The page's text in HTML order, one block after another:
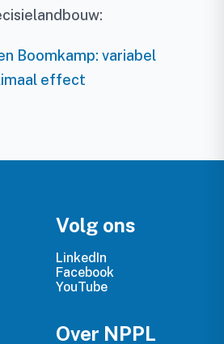
Boomkamp: variabel
effect
Volg ons
LinkedIn
Facebook
YouTube
Over NPPL